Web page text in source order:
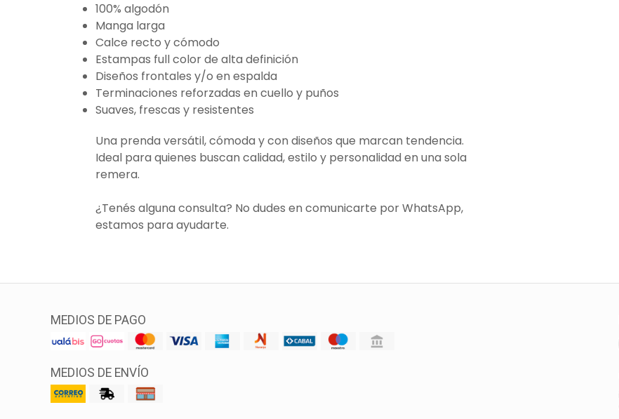
100% algodón
Manga larga
Calce recto y cómodo
Estampas full color de alta definición
Diseños frontales y/o en espalda
Terminaciones reforzadas en cuello y puños
Suaves, frescas y resistentes
Una prenda versátil, cómoda y con diseños que marcan tendencia.
Ideal para quienes buscan calidad, estilo y personalidad en una sola
remera.
¿Tenés alguna consulta? No dudes en comunicarte por WhatsApp,
estamos para ayudarte.
MEDIOS DE PAGO
MEDIOS DE ENVÍO